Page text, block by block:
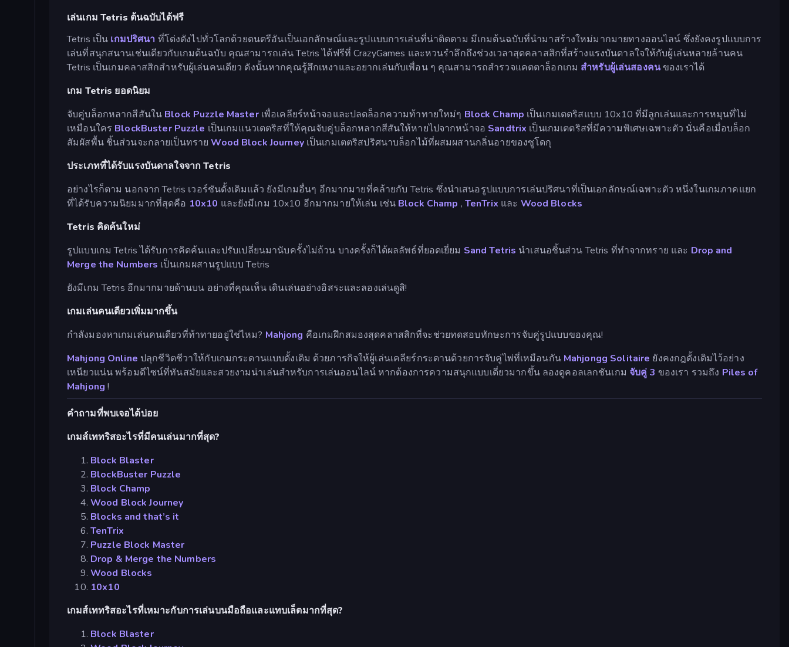
เล่นเกม Tetris ต้นฉบับได้ฟรี
Tetris เป็น เกมปริศนา ที่โด่งดังไปทั่วโลกด้วยดนตรีอันเป็นเอกลักษณ์และรูปแบบการเล่นที่น่าติดตาม มีเกมต้นฉบับที่นำมาสร้างใหม่มากมายทางออนไลน์ ซึ่งยังคงรูปแบบการ
เล่นที่สนุกสนานเช่นเดียวกับเกมต้นฉบับ คุณสามารถเล่น Tetris ได้ฟรีที่ CrazyGames และหวนรำลึกถึงช่วงเวลาสุดคลาสสิกที่สร้างแรงบันดาลใจให้กับผู้เล่นหลายล้านคน
Tetris เป็นเกมคลาสสิกสำหรับผู้เล่นคนเดียว ดังนั้นหากคุณรู้สึกเหงาและอยากเล่นกับเพื่อน ๆ คุณสามารถสำรวจแคตตาล็อกเกม สำหรับผู้เล่นสองคนของเราได้
เกม Tetris ยอดนิยม
จับคู่บล็อกหลากสีสันใน Block Puzzle Masterเพื่อเคลียร์หน้าจอและปลดล็อกความท้าทายใหม่ๆ Block Champ เป็นเกมเตตริสแบบ 10x10 ที่มีลูกเล่นและการหมุนที่ไม่
เหมือนใคร BlockBuster Puzzle เป็นเกมแนวเตตริสที่ให้คุณจับคู่บล็อกหลากสีสันให้หายไปจากหน้าจอ Sandtrix เป็นเกมเตตริสที่มีความพิเศษเฉพาะตัว นั่นคือเมื่อบล็อก
สัมผัสพื้น ชิ้นส่วนจะกลายเป็นทรายWood Block Journeyเป็นเกมเตตริสปริศนาบล็อกไม้ที่ผสมผสานกลิ่นอายของซูโดกุ
ประเภทที่ได้รับแรงบันดาลใจจาก Tetris
อย่างไรก็ตาม นอกจาก Tetris เวอร์ชันดั้งเดิมแล้ว ยังมีเกมอื่นๆ อีกมากมายที่คล้ายกับ Tetris ซึ่งนำเสนอรูปแบบการเล่นปริศนาที่เป็นเอกลักษณ์เฉพาะตัว หนึ่งในเกมภาคแยก
ที่ได้รับความนิยมมากที่สุดคือ 10x10 และยังมีเกม 10x10 อีกมากมายให้เล่น เช่น Block Champ , TenTrix และ Wood Blocks
Tetris คิดค้นใหม่
รูปแบบเกม Tetris ได้รับการคิดค้นและปรับเปลี่ยนมานับครั้งไม่ถ้วน บางครั้งก็ได้ผลลัพธ์ที่ยอดเยี่ยม Sand Tetris นำเสนอชิ้นส่วน Tetris ที่ทำจากทราย และ Drop and
Merge the Numbers เป็นเกมผสานรูปแบบ Tetris
ยังมีเกม Tetris อีกมากมายด้านบน อย่างที่คุณเห็น เดินเล่นอย่างอิสระและลองเล่นดูสิ!
เกมเล่นคนเดียวเพิ่มมากขึ้น
กำลังมองหาเกมเล่นคนเดียวที่ท้าทายอยู่ใช่ไหม? Mahjong คือเกมฝึกสมองสุดคลาสสิกที่จะช่วยทดสอบทักษะการจับคู่รูปแบบของคุณ!
Mahjong Online ปลุกชีวิตชีวาให้กับเกมกระดานแบบดั้งเดิม ด้วยภารกิจให้ผู้เล่นเคลียร์กระดานด้วยการจับคู่ไพ่ที่เหมือนกัน Mahjongg Solitaire ยังคงกฎดั้งเดิมไว้อย่าง
เหนียวแน่น พร้อมดีไซน์ที่ทันสมัยและสวยงามน่าเล่นสำหรับการเล่นออนไลน์ หากต้องการความสนุกแบบเดี่ยวมากขึ้น ลองดูคอลเลกชันเกมจับคู่ 3 ของเรา รวมถึง Piles of
Mahjong !
คำถามที่พบเจอได้บ่อย
เกมส์เททริสอะไรที่มีคนเล่นมากที่สุด?
Block Blaster
BlockBuster Puzzle
Block Champ
Wood Block Journey
Blocks and that’s it
TenTrix
Puzzle Block Master
Drop & Merge the Numbers
Wood Blocks
10x10
เกมส์เททริสอะไรที่เหมาะกับการเล่นบนมือถือและแทบเล็ตมากที่สุด?
Block Blaster